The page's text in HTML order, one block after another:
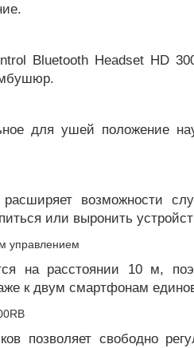
Bluetooth Headset HD
для ушей положение
расширяет возможности
или выронить
на расстоянии 10 м,
к двум смартфонам
позволяет свободно